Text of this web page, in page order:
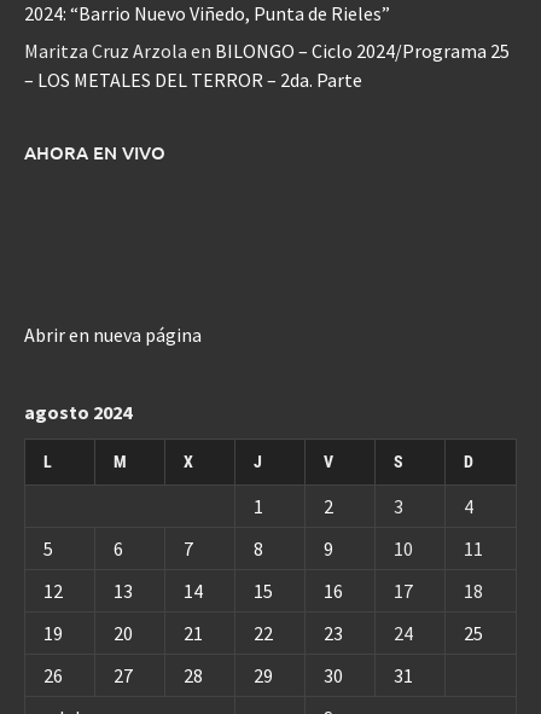
2024: “Barrio Nuevo Viñedo, Punta de Rieles”
Maritza Cruz Arzola en BILONGO – Ciclo 2024/Programa 25
– LOS METALES DEL TERROR – 2da. Parte
AHORA EN VIVO
Abrir en nueva página
agosto 2024
L M X J V S D
1 2 3
4
5
6 7 8 9 10
11
12
13 14 15 16 17
18
19
20 21 22 23 24
25
26
27 28 29 30 31